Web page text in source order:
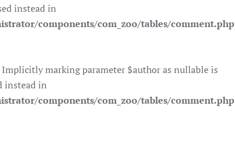
instead in
components/com_zoo/tables/comment.php
marking parameter $author as nullable is
instead in
components/com_zoo/tables/comment.php